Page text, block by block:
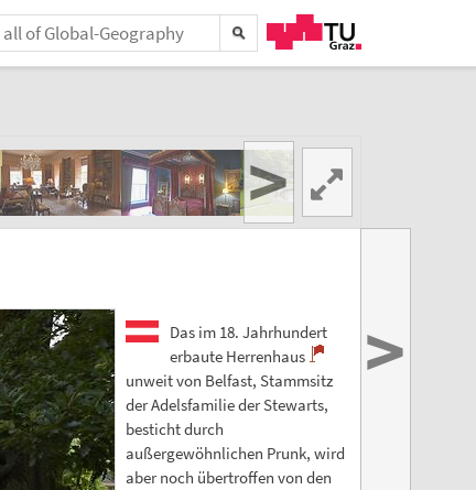
>
Das im 18. Jahrhundert
erbaute Herrenhaus
unweit von Belfast, Stammsitz
der Adelsfamilie der Stewarts,
besticht durch
außergewöhnlichen Prunk, wird
aber noch übertroffen von den
>